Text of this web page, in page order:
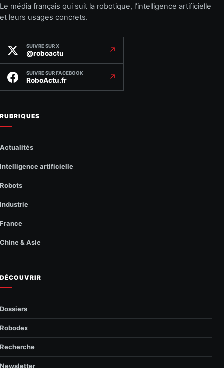
Le média français qui suit la robotique, l’intelligence artificielle
et leurs usages concrets.
SUIVRE SUR X
@roboactu ↗
SUIVRE SUR FACEBOOK
RoboActu.fr ↗
RUBRIQUES
Actualités
Intelligence artificielle
Robots
Industrie
France
Chine & Asie
DÉCOUVRIR
Dossiers
Robodex
Recherche
Newsletter